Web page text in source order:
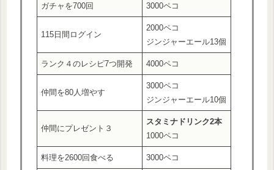
ガチャを700回 3000ペコ
115日間ログイン
2000ペコ
ジンジャーエール13個
ランク４のレシピ7つ開発 4000ペコ
仲間を80人増やす
3000ペコ
ジンジャーエール10個
仲間にプレゼント３
スタミナドリンク2本
1000ペコ
料理を2600回食べる 3000ペコ